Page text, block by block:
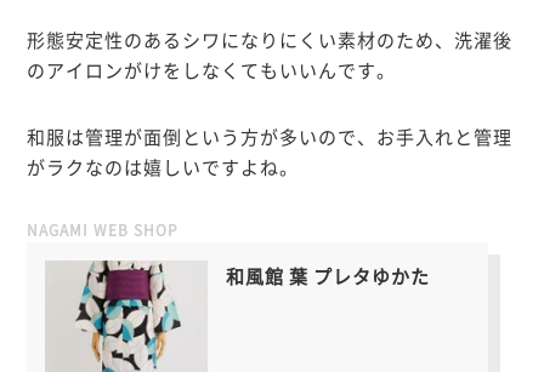
形態安定性のあるシワになりにくい素材のため、洗濯後
のアイロンがけをしなくてもいいんです。
和服は管理が面倒という方が多いので、お手入れと管理
がラクなのは嬉しいですよね。
NAGAMI WEB SHOP
和風館 葉 プレタゆかた